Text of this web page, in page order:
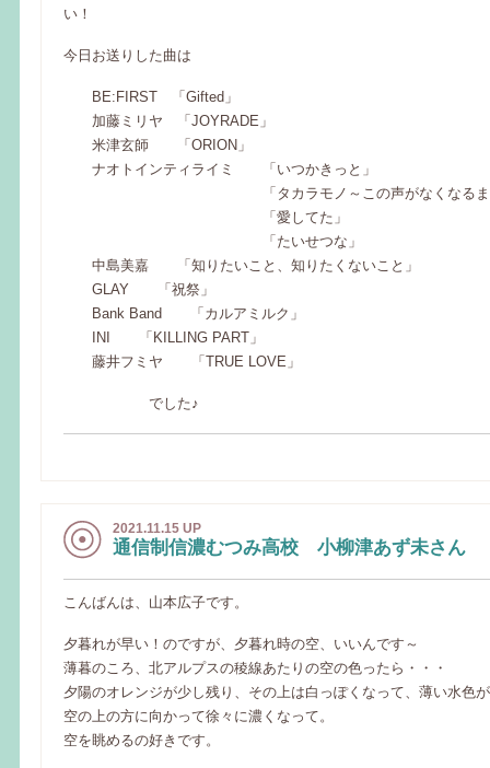
い！
今日お送りした曲は
BE:FIRST 「Gifted」
加藤ミリヤ 「JOYRADE」
米津玄師 「ORION」
ナオトインティライミ 「いつかきっと」
「タカラモノ～この声がなくなるまで
「愛してた」
「たいせつな」
中島美嘉 「知りたいこと、知りたくないこと」
GLAY 「祝祭」
Bank Band 「カルアミルク」
INI 「KILLING PART」
藤井フミヤ 「TRUE LOVE」
でした♪
2021.11.15 UP
通信制信濃むつみ高校 小柳津あず未さん
こんばんは、山本広子です。
夕暮れが早い！のですが、夕暮れ時の空、いいんです～
薄暮のころ、北アルプスの稜線あたりの空の色ったら・・・
夕陽のオレンジが少し残り、その上は白っぽくなって、薄い水色が
空の上の方に向かって徐々に濃くなって。
空を眺めるの好きです。